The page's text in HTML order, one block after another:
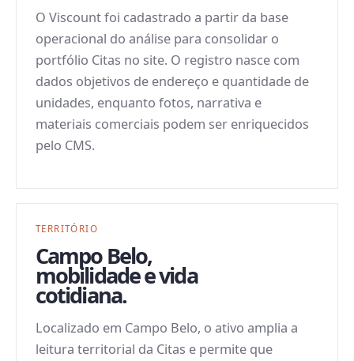
O Viscount foi cadastrado a partir da base
operacional do análise para consolidar o
portfólio Citas no site. O registro nasce com
dados objetivos de endereço e quantidade de
unidades, enquanto fotos, narrativa e
materiais comerciais podem ser enriquecidos
pelo CMS.
TERRITÓRIO
Campo Belo,
mobilidade e vida
cotidiana.
Localizado em Campo Belo, o ativo amplia a
leitura territorial da Citas e permite que